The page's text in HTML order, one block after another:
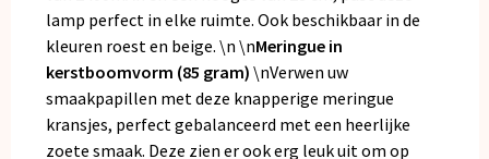
lamp perfect in elke ruimte. Ook beschikbaar in de
kleuren roest en beige. \n \nMeringue in
kerstboomvorm (85 gram) \nVerwen uw
smaakpapillen met deze knapperige meringue
kransjes, perfect gebalanceerd met een heerlijke
zoete smaak. Deze zien er ook erg leuk uit om op